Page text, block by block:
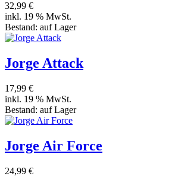
32,99 €
inkl. 19 % MwSt.
Bestand: auf Lager
Jorge Attack
17,99 €
inkl. 19 % MwSt.
Bestand: auf Lager
Jorge Air Force
24,99 €